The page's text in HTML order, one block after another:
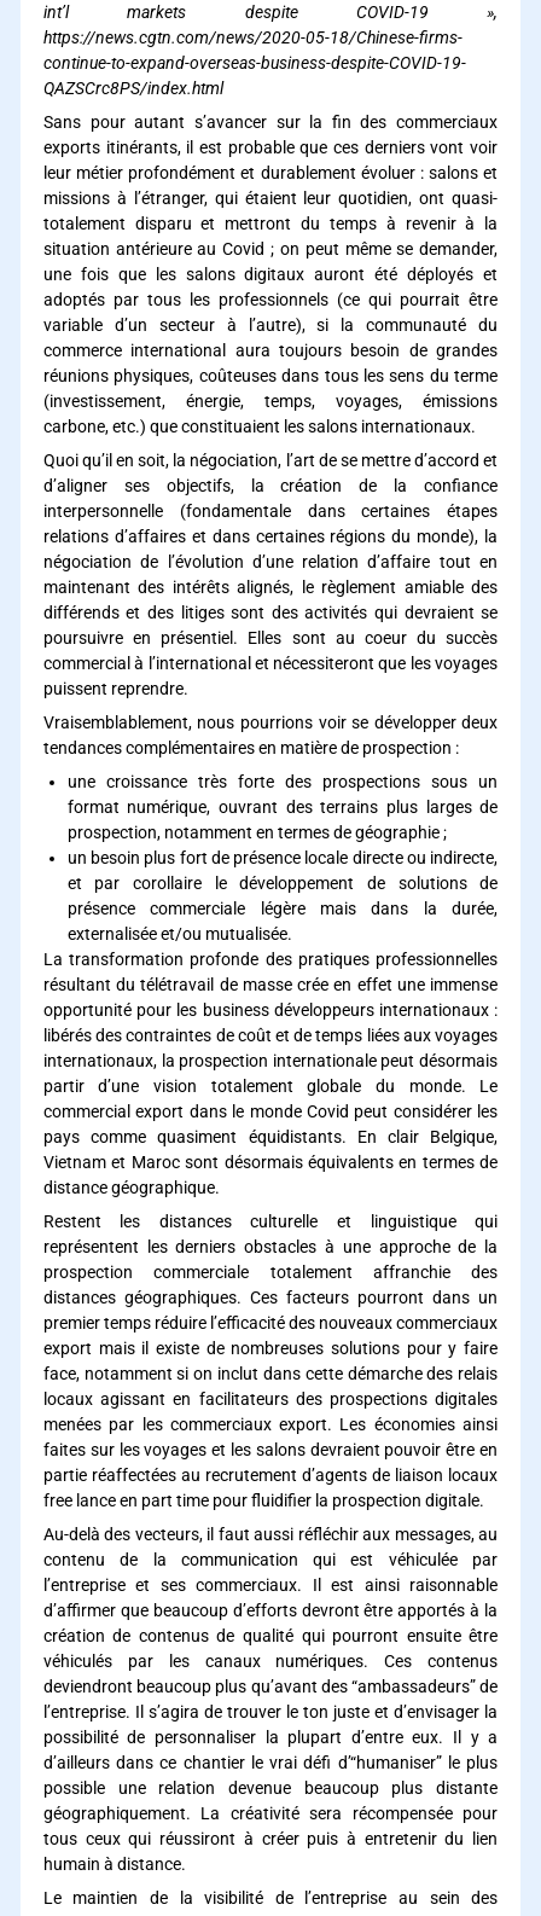
int’l markets despite COVID-19 »,
https://news.cgtn.com/news/2020-05-18/Chinese-firms-
continue-to-expand-overseas-business-despite-COVID-19-
QAZSCrc8PS/index.html
Sans pour autant s’avancer sur la fin des commerciaux
exports itinérants, il est probable que ces derniers vont voir
leur métier profondément et durablement évoluer : salons et
missions à l’étranger, qui étaient leur quotidien, ont quasi-
totalement disparu et mettront du temps à revenir à la
situation antérieure au Covid ; on peut même se demander,
une fois que les salons digitaux auront été déployés et
adoptés par tous les professionnels (ce qui pourrait être
variable d’un secteur à l’autre), si la communauté du
commerce international aura toujours besoin de grandes
réunions physiques, coûteuses dans tous les sens du terme
(investissement, énergie, temps, voyages, émissions
carbone, etc.) que constituaient les salons internationaux.
Quoi qu’il en soit, la négociation, l’art de se mettre d’accord et
d’aligner ses objectifs, la création de la confiance
interpersonnelle (fondamentale dans certaines étapes
relations d’affaires et dans certaines régions du monde), la
négociation de l’évolution d’une relation d’affaire tout en
maintenant des intérêts alignés, le règlement amiable des
différends et des litiges sont des activités qui devraient se
poursuivre en présentiel. Elles sont au coeur du succès
commercial à l’international et nécessiteront que les voyages
puissent reprendre.
Vraisemblablement, nous pourrions voir se développer deux
tendances complémentaires en matière de prospection :
une croissance très forte des prospections sous un
format numérique, ouvrant des terrains plus larges de
prospection, notamment en termes de géographie ;
un besoin plus fort de présence locale directe ou indirecte,
et par corollaire le développement de solutions de
présence commerciale légère mais dans la durée,
externalisée et/ou mutualisée.
La transformation profonde des pratiques professionnelles
résultant du télétravail de masse crée en effet une immense
opportunité pour les business développeurs internationaux :
libérés des contraintes de coût et de temps liées aux voyages
internationaux, la prospection internationale peut désormais
partir d’une vision totalement globale du monde. Le
commercial export dans le monde Covid peut considérer les
pays comme quasiment équidistants. En clair Belgique,
Vietnam et Maroc sont désormais équivalents en termes de
distance géographique.
Restent les distances culturelle et linguistique qui
représentent les derniers obstacles à une approche de la
prospection commerciale totalement affranchie des
distances géographiques. Ces facteurs pourront dans un
premier temps réduire l’efficacité des nouveaux commerciaux
export mais il existe de nombreuses solutions pour y faire
face, notamment si on inclut dans cette démarche des relais
locaux agissant en facilitateurs des prospections digitales
menées par les commerciaux export. Les économies ainsi
faites sur les voyages et les salons devraient pouvoir être en
partie réaffectées au recrutement d’agents de liaison locaux
free lance en part time pour fluidifier la prospection digitale.
Au-delà des vecteurs, il faut aussi réfléchir aux messages, au
contenu de la communication qui est véhiculée par
l’entreprise et ses commerciaux. Il est ainsi raisonnable
d’affirmer que beaucoup d’efforts devront être apportés à la
création de contenus de qualité qui pourront ensuite être
véhiculés par les canaux numériques. Ces contenus
deviendront beaucoup plus qu’avant des “ambassadeurs” de
l’entreprise. Il s’agira de trouver le ton juste et d’envisager la
possibilité de personnaliser la plupart d’entre eux. Il y a
d’ailleurs dans ce chantier le vrai défi d’“humaniser” le plus
possible une relation devenue beaucoup plus distante
géographiquement. La créativité sera récompensée pour
tous ceux qui réussiront à créer puis à entretenir du lien
humain à distance.
Le maintien de la visibilité de l’entreprise au sein des